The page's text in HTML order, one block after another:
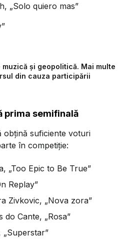
„Solo quiero mas”
și geopolitică. Mai multe
din cauza participării
prima semifinală
obțină suficiente voturi
în competiție:
„Too Epic to Be True”
Replay”
Zivkovic, „Nova zora”
do Cante, „Rosa”